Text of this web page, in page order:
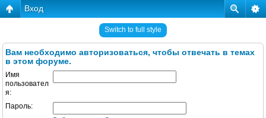
Вход
Switch to full style
Вам необходимо авторизоваться, чтобы отвечать в темах
в этом форуме.
Имя
пользовател
я:
Пароль: